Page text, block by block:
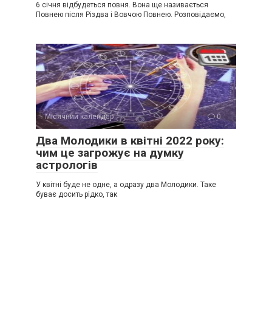
6 січня відбудеться повня. Вона ще називається
Повнею після Різдва і Вовчою Повнею. Розповідаємо,
Місячний календар 0
Два Молодики в квітні 2022 року:
чим це загрожує на думку
астрологів
У квітні буде не одне, а одразу два Молодики. Таке
буває досить рідко, так